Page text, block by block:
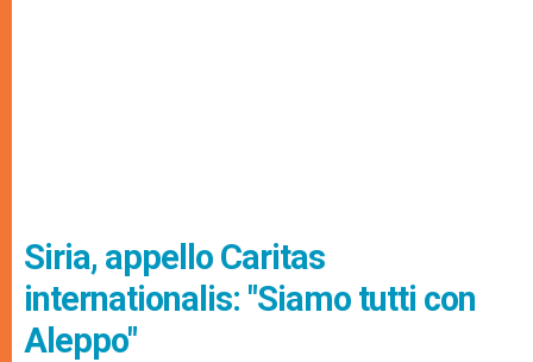
Siria, appello Caritas
internationalis: "Siamo tutti con
Aleppo"